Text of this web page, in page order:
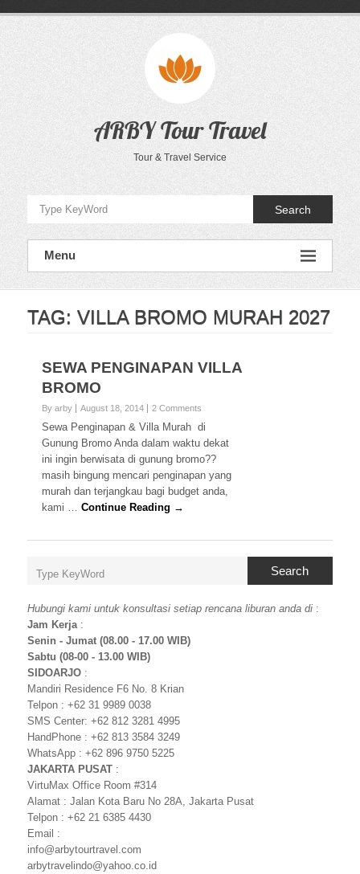
ARBY Tour Travel
Tour & Travel Service
Search
Menu
TAG: VILLA BROMO MURAH 2027
SEWA PENGINAPAN VILLA
BROMO
By arby August 18, 2014 2 Comments
Sewa Penginapan & Villa Murah di
Gunung Bromo Anda dalam waktu dekat
ini ingin berwisata di gunung bromo??
masih bingung mencari penginapan yang
murah dan terjangkau bagi budget anda,
kami …Continue Reading →
Search
Hubungi kami untuk konsultasi setiap rencana liburan anda di :
Jam Kerja:
Senin - Jumat (08.00 - 17.00 WIB)
Sabtu (08-00 - 13.00 WIB)
SIDOARJO :
Mandiri Residence F6 No. 8 Krian
Telpon : +62 31 9989 0038
SMS Center: +62 812 3281 4995
HandPhone : +62 813 3584 3249
WhatsApp : +62 896 9750 5225
JAKARTA PUSAT :
VirtuMax Office Room #314
Alamat : Jalan Kota Baru No 28A, Jakarta Pusat
Telpon : +62 21 6385 4430
Email :
info@arbytourtravel.com
arbytravelindo@yahoo.co.id